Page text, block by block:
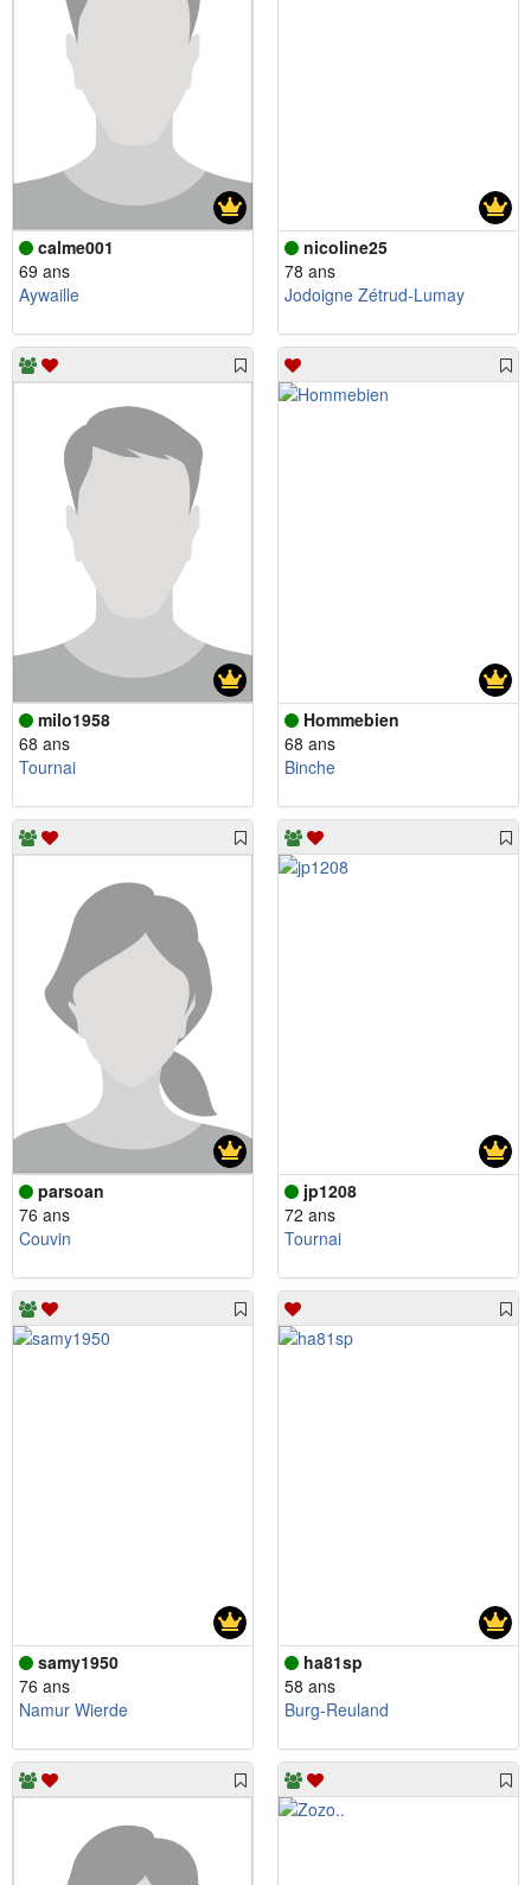
calme001
69 ans
Aywaille
nicoline25
78 ans
Jodoigne Zétrud-Lumay
milo1958
68 ans
Tournai
Hommebien
68 ans
Binche
parsoan
76 ans
Couvin
jp1208
72 ans
Tournai
samy1950
76 ans
Namur Wierde
ha81sp
58 ans
Burg-Reuland